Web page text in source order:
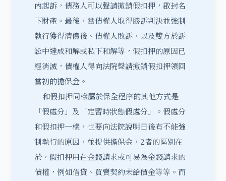
內起訴，債務人可以聲請撤銷假扣押，啟封名
下財產。最後，當債權人取得勝訴判決並強制
執行獲得清償後、債權人敗訴，以及雙方於訴
訟中達成和解或私下和解等，假扣押的原因已
經消滅，債權人得向法院聲請撤銷假扣押領回
當初的擔保金。
和假扣押同樣屬於保全程序的其他方式是
「假處分」及「定暫時狀態假處分」。假處分
和假扣押一樣，也要向法院說明日後有不能強
制執行的原因，並提供擔保金，2者的區別在
於，假扣押用在金錢請求或可易為金錢請求的
債權，例如借貸、買賣契約未給價金等等。而